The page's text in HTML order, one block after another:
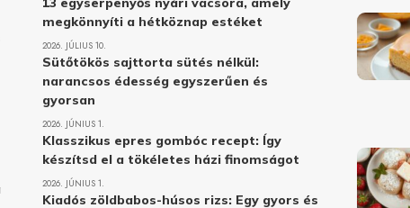
megkönnyíti a hétköznap estéket
2026. JÚLIUS 10.
Sütőtökös sajttorta sütés nélkül:
narancsos édesség egyszerűen és
gyorsan
2026. JÚNIUS 1.
Klasszikus epres gombóc recept: Így
készítsd el a tökéletes házi finomságot
2026. JÚNIUS 1.
Kiadós zöldbabos-húsos rizs: Egy gyors és